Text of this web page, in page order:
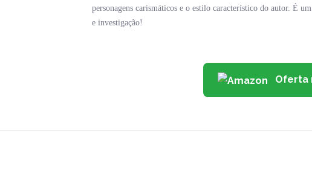
personagens carismáticos e o estilo característico do autor. É
e investigação!
Oferta